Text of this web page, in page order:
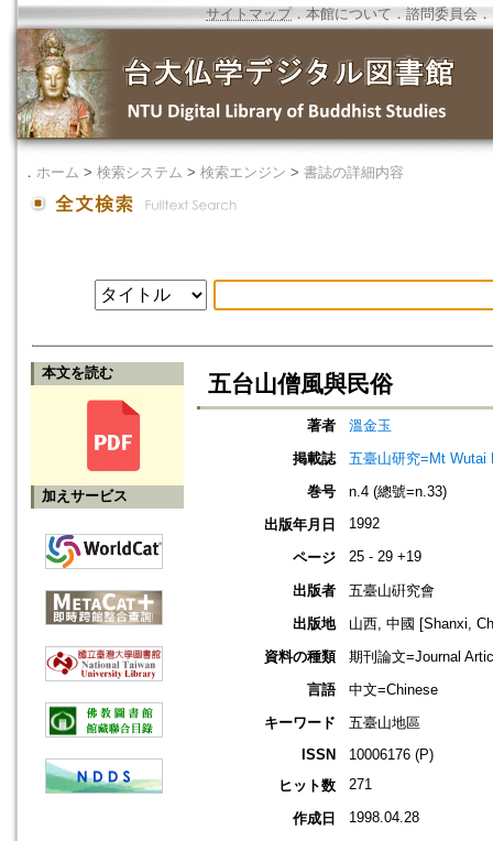
サイトマップ．本館について ． 諮問委員会 ．
． ホーム > 検索システム > 検索エンジン > 書誌の詳細内容
本文を読む
加えサービス
五台山僧風與民俗
著者
溫金玉
掲載誌
五臺山研究=Mt Wutai
巻号
n.4 (總號=n.33)
出版年月日
1992
ページ 25 - 29 +19
出版者
五臺山硏究會
出版地
山西, 中國 [Shanxi,
資料の種類
期刊論文=Journal
言語
中文=Chinese
キーワード
五臺山地區
ISSN
10006176 (P)
ヒット数
271
作成日 1998.04.28